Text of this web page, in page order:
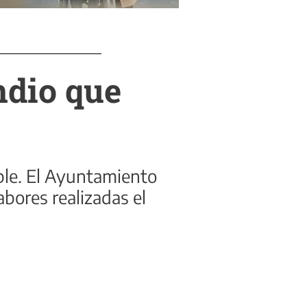
que
El Ayuntamiento
realizadas el